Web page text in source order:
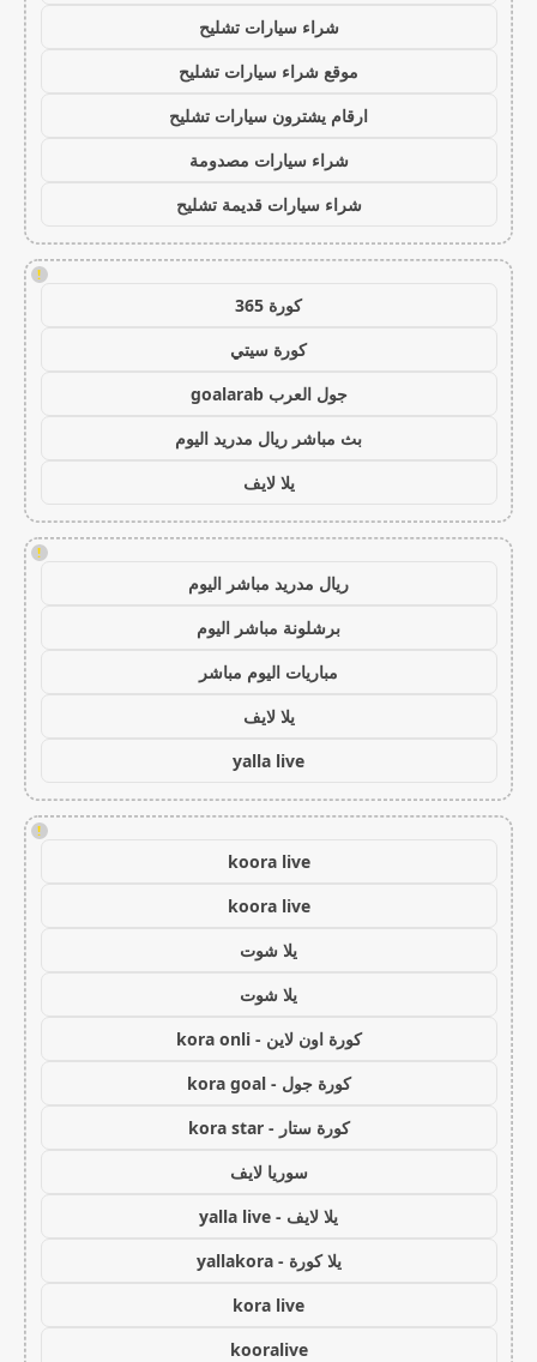
شراء سيارات تشليح
موقع شراء سيارات تشليح
ارقام يشترون سيارات تشليح
شراء سيارات مصدومة
شراء سيارات قديمة تشليح
!
كورة 365
كورة سيتي
جول العرب goalarab
بث مباشر ريال مدريد اليوم
يلا لايف
!
ريال مدريد مباشر اليوم
برشلونة مباشر اليوم
مباريات اليوم مباشر
يلا لايف
yalla live
!
koora live
koora live
يلا شوت
يلا شوت
كورة اون لاين - kora onli
كورة جول - kora goal
كورة ستار - kora star
سوريا لايف
يلا لايف - yalla live
يلا كورة - yallakora
kora live
kooralive